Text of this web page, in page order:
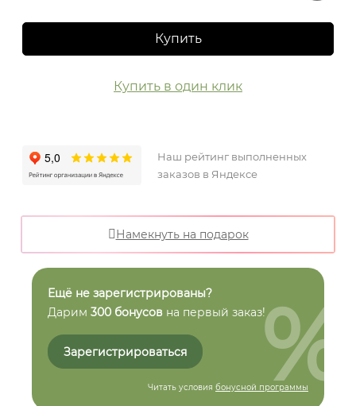
Купить
Купить в один клик
Наш рейтинг выполненных
заказов в Яндексе
Намекнуть на подарок
Ещё не зарегистрированы?
Дарим 300 бонусов на первый заказ!
Зарегистрироваться
Читать условия бонусной программы
%